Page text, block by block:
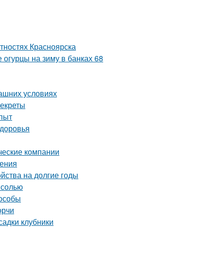
Красноярска
на зиму в банках 68
условиях
компании
на долгие годы
клубники